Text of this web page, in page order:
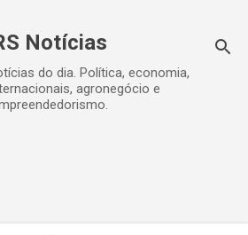
Notícias
do dia. Política, economia,
agronegócio e